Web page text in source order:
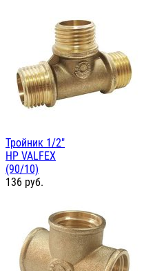
Тройник 1/2"
НР VALFEX
(90/10)
136 руб.